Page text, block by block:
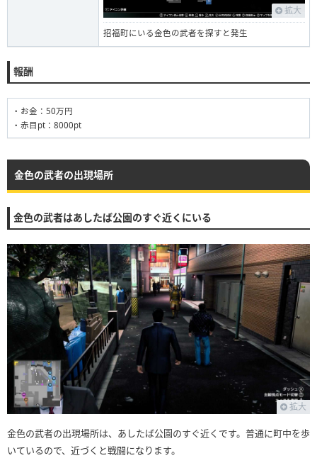
拡大
招福町にいる金色の武者を探すと発生
報酬
・お金：50万円
・赤目pt：8000pt
金色の武者の出現場所
金色の武者はあしたば公園のすぐ近くにいる
拡大
金色の武者の出現場所は、あしたば公園のすぐ近くです。普通に町中を歩
いているので、近づくと戦闘になります。